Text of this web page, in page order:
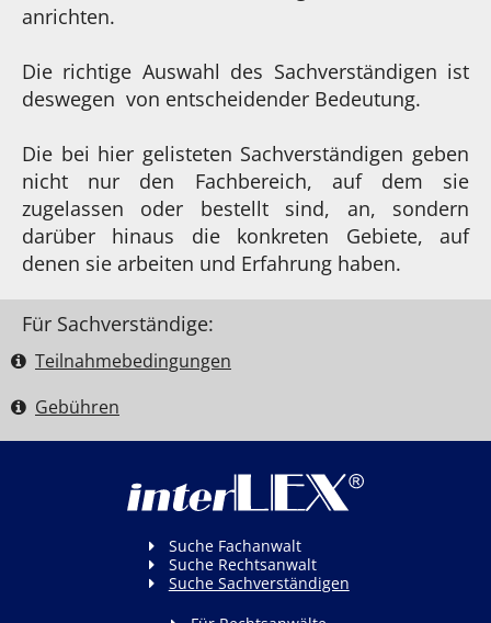
anrichten.
Die richtige Auswahl des Sachverständigen ist
deswegen von entscheidender Bedeutung.
Die bei hier gelisteten Sachverständigen geben
nicht nur den Fachbereich, auf dem sie
zugelassen oder bestellt sind, an, sondern
darüber hinaus die konkreten Gebiete, auf
denen sie arbeiten und Erfahrung haben.
Für Sachverständige:
Teilnahme­bedingungen
Gebühren
Suche Fachanwalt
Suche Rechtsanwalt
Suche Sachverständigen